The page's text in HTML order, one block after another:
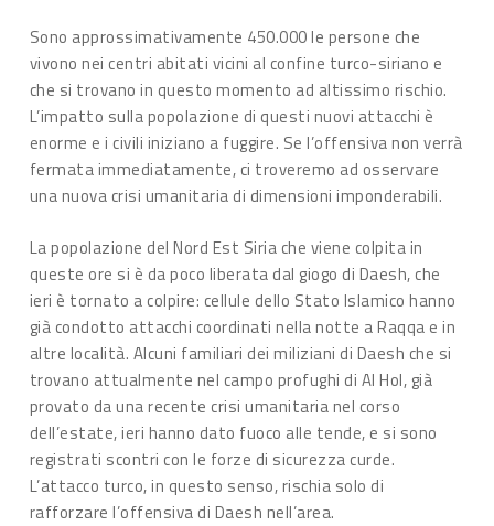
Sono approssimativamente 450.000 le persone che
vivono nei centri abitati vicini al confine turco-siriano e
che si trovano in questo momento ad altissimo rischio.
L’impatto sulla popolazione di questi nuovi attacchi è
enorme e i civili iniziano a fuggire. Se l’offensiva non verrà
fermata immediatamente, ci troveremo ad osservare
una nuova crisi umanitaria di dimensioni imponderabili.
La popolazione del Nord Est Siria che viene colpita in
queste ore si è da poco liberata dal giogo di Daesh, che
ieri è tornato a colpire: cellule dello Stato Islamico hanno
già condotto attacchi coordinati nella notte a Raqqa e in
altre località. Alcuni familiari dei miliziani di Daesh che si
trovano attualmente nel campo profughi di Al Hol, già
provato da una recente crisi umanitaria nel corso
dell’estate, ieri hanno dato fuoco alle tende, e si sono
registrati scontri con le forze di sicurezza curde.
L’attacco turco, in questo senso, rischia solo di
rafforzare l’offensiva di Daesh nell’area.